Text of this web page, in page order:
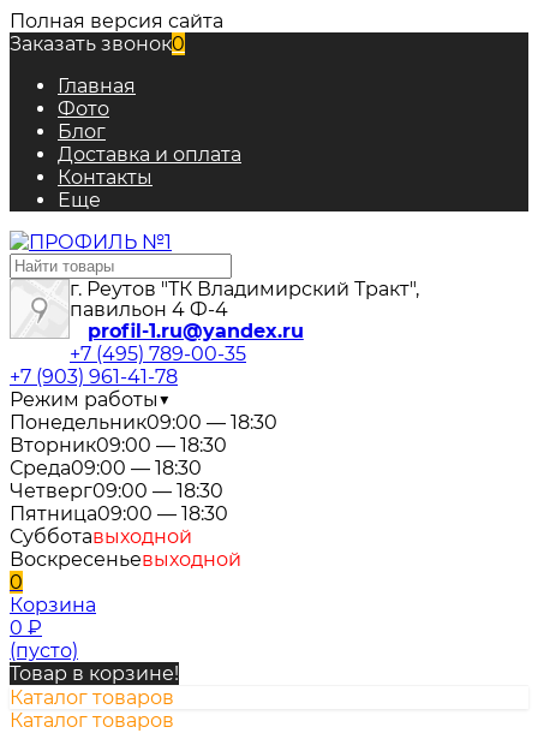
Полная версия сайта
Заказать звонок0
Главная
Фото
Блог
Доставка и оплата
Контакты
Еще
г. Реутов "ТК Владимирский Тракт",
павильон 4 Ф-4
profil-1.ru@yandex.ru
+7 (495) 789-00-35
+7 (903) 961-41-78
Режим работы▼
Понедельник09:00 — 18:30
Вторник09:00 — 18:30
Среда09:00 — 18:30
Четверг09:00 — 18:30
Пятница09:00 — 18:30
Субботавыходной
Воскресеньевыходной
0
Корзина
0 ₽
(пусто)
Товар в корзине!
Каталог товаров
Каталог товаров